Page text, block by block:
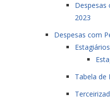
Despesas
2023
Despesas com
Estagiários
Tabela de